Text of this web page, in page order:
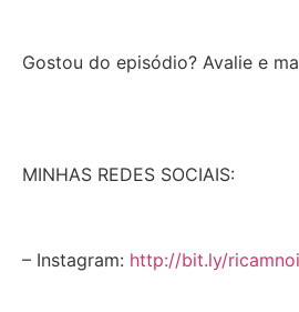
Gostou do episódio? Avalie e
MINHAS REDES SOCIAIS:
– Instagram: http://bit.ly/